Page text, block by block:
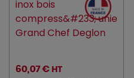
60,07 € HT